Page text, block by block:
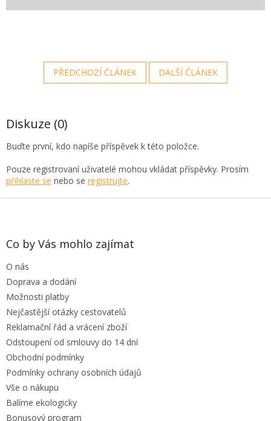
PŘEDCHOZÍ ČLÁNEK DALŠÍ ČLÁNEK
Diskuze (0)
Buďte první, kdo napíše příspěvek k této položce.
Pouze registrovaní uživatelé mohou vkládat příspěvky. Prosím
přihlaste se nebo se registrujte.
Z
Co by Vás mohlo zajímat
O nás
Doprava a dodání
Možnosti platby
Nejčastější otázky cestovatelů
Reklamační řád a vrácení zboží
Odstoupení od smlouvy do 14 dní
Obchodní podmínky
Podmínky ochrany osobních údajů
Vše o nákupu
Balíme ekologicky
Bonusový program